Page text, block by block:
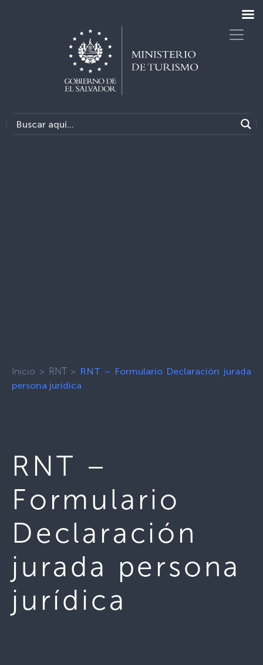
Inicio > RNT> RNT – Formulario Declaración jurada
persona jurídica
RNT –
Formulario
Declaración
jurada persona
jurídica